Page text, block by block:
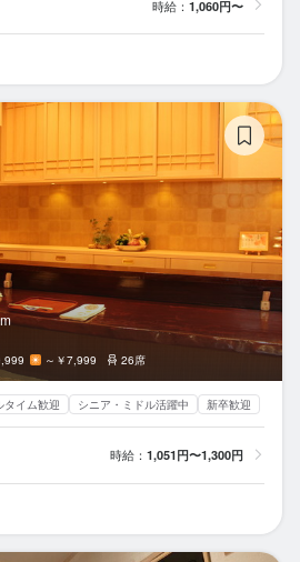
時給： 1,060円〜
～￥7,999 26席
タイム歓迎 シニア・ミドル活躍中 新卒歓迎
時給： 1,051円〜1,300円